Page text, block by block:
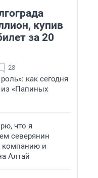
купив
за 20
28
как сегодня
из «Папиных
что я
северянин
компанию и
Алтай